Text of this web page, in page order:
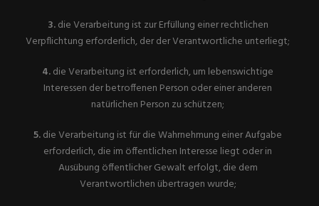
3.die Verarbeitung ist zur Erfüllung einer rechtlichen
Verpflichtung erforderlich, der der Verantwortliche unterliegt;
4.die Verarbeitung ist erforderlich, um lebenswichtige
Interessen der betroffenen Person oder einer anderen
natürlichen Person zu schützen;
5.die Verarbeitung ist für die Wahrnehmung einer Aufgabe
erforderlich, die im öffentlichen Interesse liegt oder in
Ausübung öffentlicher Gewalt erfolgt, die dem
Verantwortlichen übertragen wurde;